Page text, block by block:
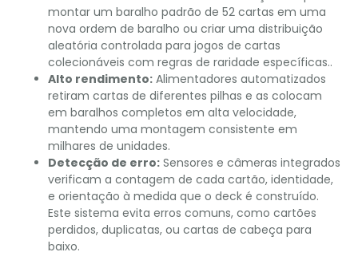
montar um baralho padrão de 52 cartas em uma
nova ordem de baralho ou criar uma distribuição
aleatória controlada para jogos de cartas
colecionáveis ​​com regras de raridade específicas..
Alto rendimento: Alimentadores automatizados
retiram cartas de diferentes pilhas e as colocam
em baralhos completos em alta velocidade,
mantendo uma montagem consistente em
milhares de unidades.
Detecção de erro: Sensores e câmeras integrados
verificam a contagem de cada cartão, identidade,
e orientação à medida que o deck é construído.
Este sistema evita erros comuns, como cartões
perdidos, duplicatas, ou cartas de cabeça para
baixo.